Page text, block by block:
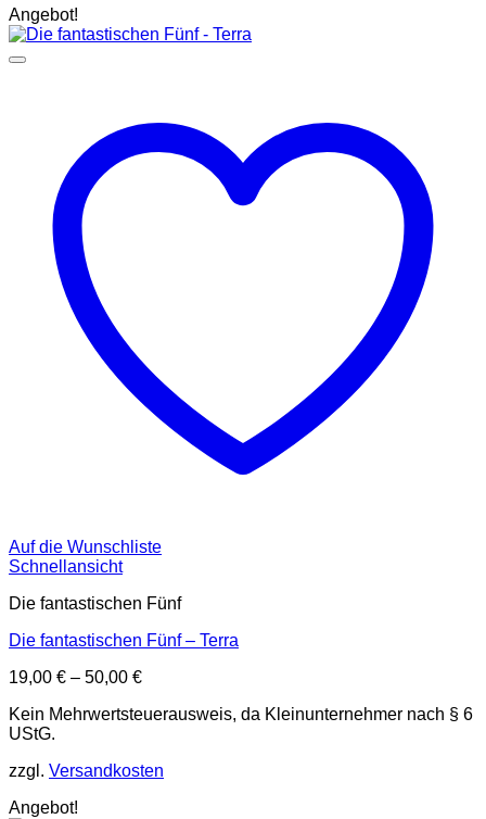
Angebot!
Auf die Wunschliste
Schnellansicht
Die fantastischen Fünf
Die fantastischen Fünf – Terra
19,00 € – 50,00 €
Kein Mehrwertsteuerausweis, da Kleinunternehmer nach § 6
UStG.
zzgl. Versandkosten
Angebot!